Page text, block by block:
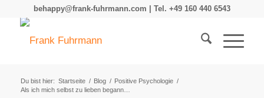
behappy@frank-fuhrmann.com | Tel. +49 160 440 6543
Du bist hier: Startseite / Blog / Positive Psychologie /
Als ich mich selbst zu lieben begann…